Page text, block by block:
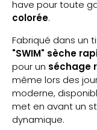
have pour toute
colorée.
Fabriqué dans un
"SWIM" sèche
pour un séchage
même lors des
moderne,
met en avant un
dynamique.